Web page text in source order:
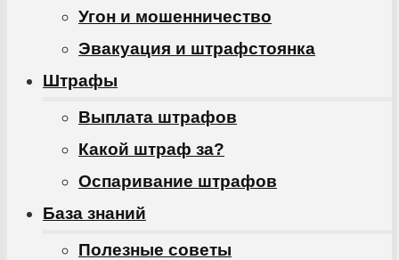
Угон и мошенничество
Эвакуация и штрафстоянка
Штрафы
Выплата штрафов
Какой штраф за?
Оспаривание штрафов
База знаний
Полезные советы